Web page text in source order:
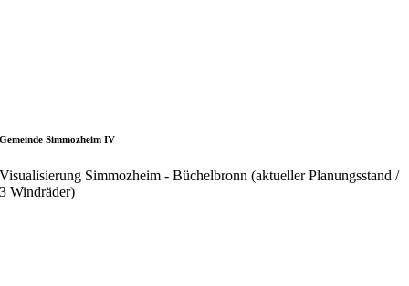
Gemeinde Simmozheim IV
Visualisierung Simmozheim - Büchelbronn (aktueller Planungsstand /
3 Windräder)